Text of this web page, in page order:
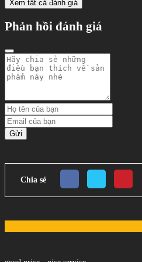
Xem tất cả đánh giá
Phản hồi đánh giá
Gửi
Chia sẻ